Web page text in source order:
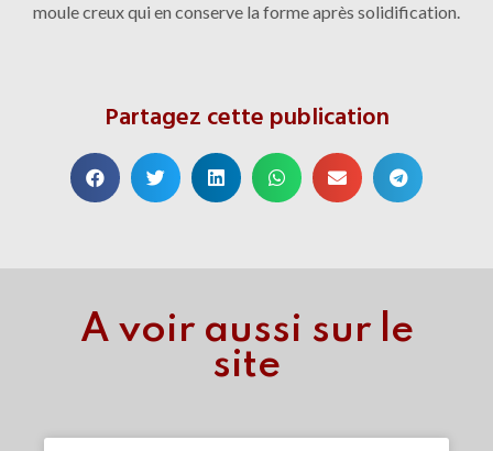
moule creux qui en conserve la forme après solidification.
Partagez cette publication
A voir aussi sur le
site